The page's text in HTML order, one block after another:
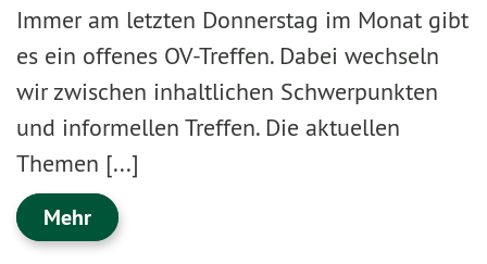
Immer am letzten Donnerstag im Monat gibt
es ein offenes OV-Treffen. Dabei wechseln
wir zwischen inhaltlichen Schwerpunkten
und informellen Treffen. Die aktuellen
Themen [...]
Mehr